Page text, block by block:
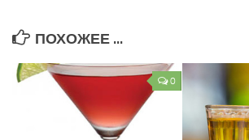
ПОХОЖЕЕ ...
0